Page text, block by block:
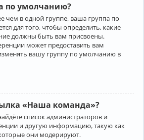
по умолчанию?
чем в одной группе, ваша группа по
для того, чтобы определить, какие
должны быть вам присвоены.
может предоставить вам
вашу группу по умолчанию в
«Наша команда»?
список администраторов и
и другую информацию, такую как
они модерируют.